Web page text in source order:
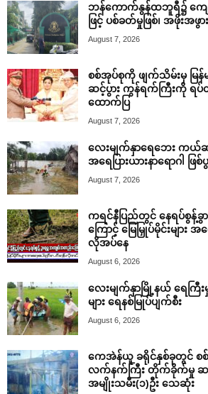
ဘန်ကောက်နွန်ထဘူရီ၌ ကျေ
ဖြင့် ပစ်ခတ်မှုဖြစ်၊ အဖိုးအ
August 7, 2026
စစ်အုပ်စုကို ဖျက်သိမ်းမှ မြ
ဆင့်ပွား ကွန်ရက်ကြီးကို ရ
ထောက်ပြ
August 7, 2026
လေးမျက်နှာရေဘေး က
အရေပြားယားနာရောဂါ ဖြစ်
August 7, 2026
ကရင်နီပြည်တွင် နေရပ်စွန့်
ကြောင့် မြေမြှုပ်မိုင်းများ အ
လိုအပ်နေ
August 6, 2026
လေးမျက်နှာမြို့နယ် ရေကြီး
များ ရေနစ်မြုပ်ပျက်စီး
August 6, 2026
ကေအဲန်ယူ ခရိုင်နှစ်ခုတွင် စစ်
လက်နက်ကြီး တိုက်ခိုက်မှု
အမျိုးသမီး(၁)ဦး သေဆုံး